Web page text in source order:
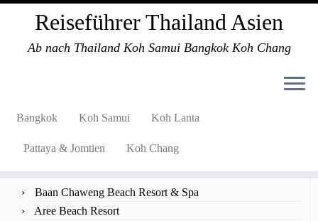
springen
Reiseführer Thailand Asien
Ab nach Thailand Koh Samui Bangkok Koh Chang
Bangkok Koh Samui Koh Lanta
Pattaya & Jomtien Koh Chang
Suche
Baan Chaweng Beach Resort & Spa
Aree Beach Resort